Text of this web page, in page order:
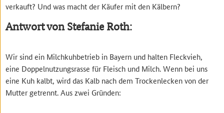
verkauft? Und was macht der Käufer mit den Kälbern?
Antwort von Stefanie Roth:
Wir sind ein Milchkuhbetrieb in Bayern und halten Fleckvieh,
eine Doppelnutzungsrasse für Fleisch und Milch. Wenn bei uns
eine Kuh kalbt, wird das Kalb nach dem Trockenlecken von der
Mutter getrennt. Aus zwei Gründen: